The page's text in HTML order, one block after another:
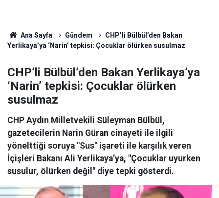
Ana Sayfa Gündem
CHP’li Bülbül’den Bakan
Yerlikaya’ya ‘Narin’ tepkisi: Çocuklar ölürken susulmaz
CHP’li Bülbül’den Bakan Yerlikaya’ya
‘Narin’ tepkisi: Çocuklar ölürken
susulmaz
CHP Aydın Milletvekili Süleyman Bülbül,
gazetecilerin Narin Güran cinayeti ile ilgili
yönelttiği soruya "Sus" işareti ile karşılık veren
İçişleri Bakanı Ali Yerlikaya’ya, "Çocuklar uyurken
susulur, ölürken değil" diye tepki gösterdi.